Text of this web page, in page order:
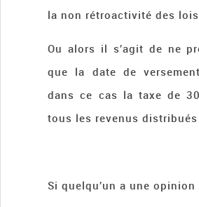
la non rétroactivité des lois
Ou alors il s’agit de ne
que la date de
dans ce cas la taxe de
tous les revenus
Si quelqu’un a une opinion